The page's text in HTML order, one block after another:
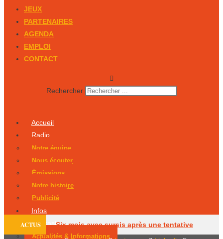
JEUX
PARTENAIRES
AGENDA
EMPLOI
CONTACT
Rechercher
Accueil
Radio
Notre équipe
Nous écouter
Émissions
Notre histoire
Publicité
Infos
Podcasts
Actualités & Informations
ACTUS Six mois avec sursis après une tentative